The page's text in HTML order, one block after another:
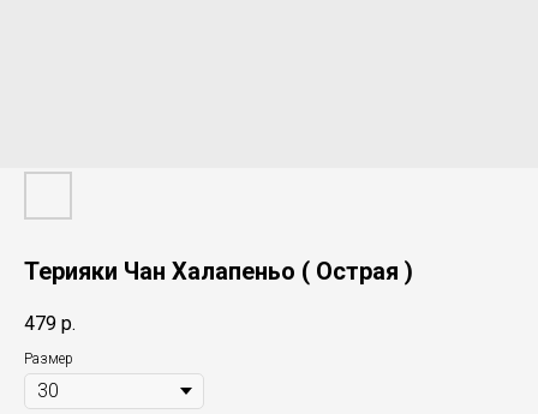
Терияки Чан Халапеньо ( Острая )
479 р.
Размер